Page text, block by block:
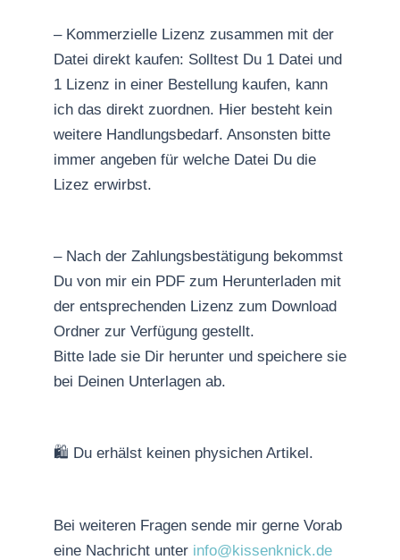
– Kommerzielle Lizenz zusammen mit der
Datei direkt kaufen: Solltest Du 1 Datei und
1 Lizenz in einer Bestellung kaufen, kann
ich das direkt zuordnen. Hier besteht kein
weitere Handlungsbedarf. Ansonsten bitte
immer angeben für welche Datei Du die
Lizez erwirbst.
– Nach der Zahlungsbestätigung bekommst
Du von mir ein PDF zum Herunterladen mit
der entsprechenden Lizenz zum Download
Ordner zur Verfügung gestellt.
Bitte lade sie Dir herunter und speichere sie
bei Deinen Unterlagen ab.
🛍 Du erhälst keinen physichen Artikel.
Bei weiteren Fragen sende mir gerne Vorab
eine Nachricht unter info@kissenknick.de